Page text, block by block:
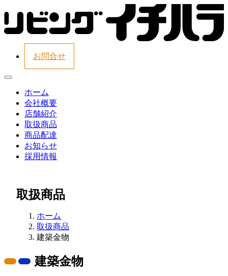
お問合せ
ホーム
会社概要
店舗紹介
取扱商品
商品配達
お知らせ
採用情報
取扱商品
ホーム
取扱商品
建築金物
建築金物